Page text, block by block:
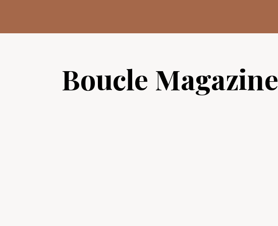
contenu
Boucle Magazine